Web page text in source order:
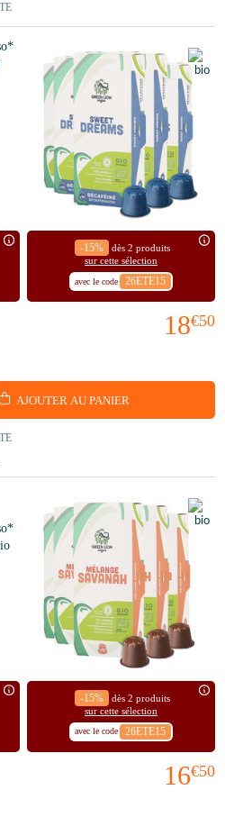
-15%
dès 2 produits
sur cette sélection
avec le code 26ETE15
18€50
AJOUTER AU PANIER
-15%
dès 2 produits
sur cette sélection
avec le code 26ETE15
16€50